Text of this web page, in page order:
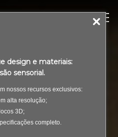
design e materiais:
sensorial.
nossos recursos exclusivos:
alta resolução;
3D;
completo.